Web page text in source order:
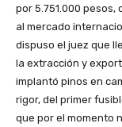
por 5.751.000 pesos,
al mercado
dispuso el juez que
la extracción y
implantó pinos en
rigor, del primer
que por el momento